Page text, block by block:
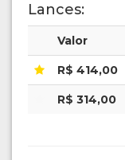
Lances:
Valor
R$ 414,00
R$ 314,00